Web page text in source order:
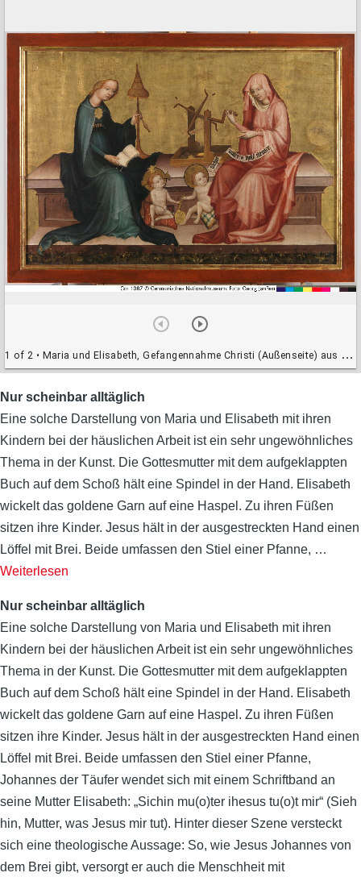
d
o
r
v
e
w
e
r
1 of 2 • Maria und Elisabeth, Gefangennahme Christi (Außenseite) aus der Frauenkirche, Nürnberg (Gm1087)
Nur scheinbar alltäglich
Eine solche Darstellung von Maria und Elisabeth mit ihren
Kindern bei der häuslichen Arbeit ist ein sehr ungewöhnliches
Thema in der Kunst. Die Gottesmutter mit dem aufgeklappten
Buch auf dem Schoß hält eine Spindel in der Hand. Elisabeth
wickelt das goldene Garn auf eine Haspel. Zu ihren Füßen
sitzen ihre Kinder. Jesus hält in der ausgestreckten Hand einen
Löffel mit Brei. Beide umfassen den Stiel einer Pfanne, …
Weiterlesen
Nur scheinbar alltäglich
Eine solche Darstellung von Maria und Elisabeth mit ihren
Kindern bei der häuslichen Arbeit ist ein sehr ungewöhnliches
Thema in der Kunst. Die Gottesmutter mit dem aufgeklappten
Buch auf dem Schoß hält eine Spindel in der Hand. Elisabeth
wickelt das goldene Garn auf eine Haspel. Zu ihren Füßen
sitzen ihre Kinder. Jesus hält in der ausgestreckten Hand einen
Löffel mit Brei. Beide umfassen den Stiel einer Pfanne,
Johannes der Täufer wendet sich mit einem Schriftband an
seine Mutter Elisabeth: „Sichin mu(o)ter ihesus tu(o)t mir“ (Sieh
hin, Mutter, was Jesus mir tut). Hinter dieser Szene versteckt
sich eine theologische Aussage: So, wie Jesus Johannes von
dem Brei gibt, versorgt er auch die Menschheit mit